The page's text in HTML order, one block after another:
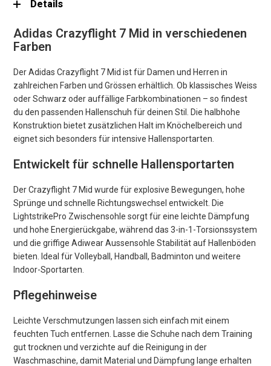
Details
Adidas Crazyflight 7 Mid in verschiedenen
Farben
Der Adidas Crazyflight 7 Mid ist für Damen und Herren in
zahlreichen Farben und Grössen erhältlich. Ob klassisches Weiss
oder Schwarz oder auffällige Farbkombinationen – so findest
du den passenden Hallenschuh für deinen Stil. Die halbhohe
Konstruktion bietet zusätzlichen Halt im Knöchelbereich und
eignet sich besonders für intensive Hallensportarten.
Entwickelt für schnelle Hallensportarten
Der Crazyflight 7 Mid wurde für explosive Bewegungen, hohe
Sprünge und schnelle Richtungswechsel entwickelt. Die
LightstrikePro Zwischensohle sorgt für eine leichte Dämpfung
und hohe Energierückgabe, während das 3-in-1-Torsionssystem
und die griffige Adiwear Aussensohle Stabilität auf Hallenböden
bieten. Ideal für Volleyball, Handball, Badminton und weitere
Indoor-Sportarten.
Pflegehinweise
Leichte Verschmutzungen lassen sich einfach mit einem
feuchten Tuch entfernen. Lasse die Schuhe nach dem Training
gut trocknen und verzichte auf die Reinigung in der
Waschmaschine, damit Material und Dämpfung lange erhalten